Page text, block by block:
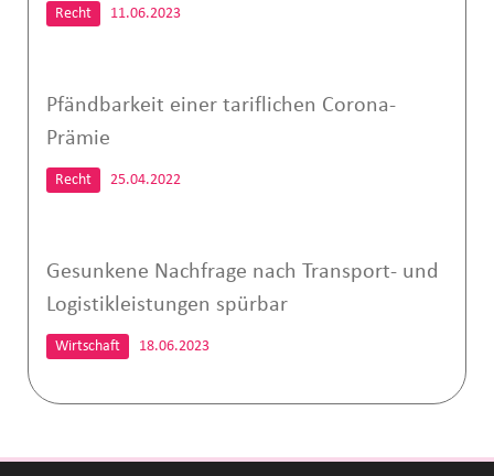
Recht 11.06.2023
Pfändbarkeit einer tariflichen Corona-
Prämie
Recht 25.04.2022
Gesunkene Nachfrage nach Transport- und
Logistikleistungen spürbar
Wirtschaft 18.06.2023